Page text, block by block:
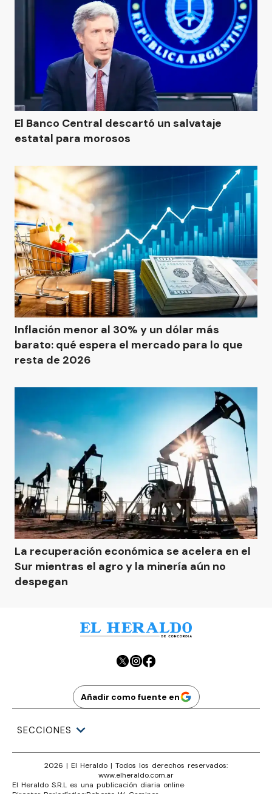
El Banco Central descartó un salvataje
estatal para morosos
Inflación menor al 30% y un dólar más
barato: qué espera el mercado para lo que
resta de 2026
La recuperación económica se acelera en el
Sur mientras el agro y la minería aún no
despegan
Añadir como fuente en
SECCIONES
2026 | El Heraldo | Todos los derechos reservados:
www.elheraldo.com.ar
El Heraldo S.R.L es una publicación diaria online·